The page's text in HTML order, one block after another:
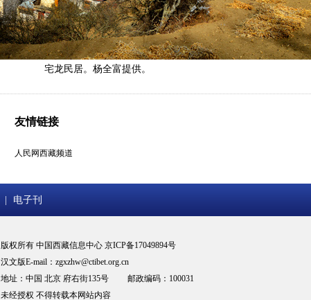
宅龙民居。杨全富提供。
友情链接
人民网西藏频道
电子刊
版权所有 中国西藏信息中心 京ICP备17049894号
汉文版E-mail：zgxzhw@ctibet.org.cn
地址：中国 北京 府右街135号 邮政编码：100031
未经授权 不得转载本网站内容